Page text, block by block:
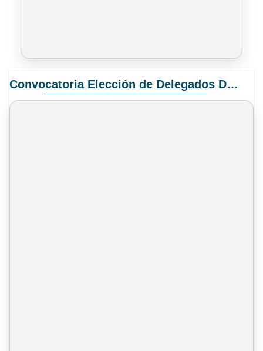
Convocatoria Elección de Delegados Docentes para el XIV Congreso Nacional de Universidades